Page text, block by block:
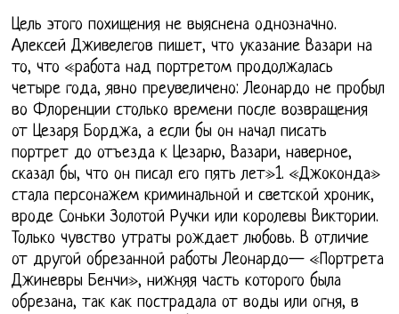
Цель этого похищения не выяснена однозначно.
Алексей Дживелегов пишет, что указание Вазари на
то, что «работа над портретом продолжалась
четыре года, явно преувеличено: Леонардо не пробыл
во Флоренции столько времени после возвращения
от Цезаря Борджа, а если бы он начал писать
портрет до отъезда к Цезарю, Вазари, наверное,
сказал бы, что он писал его пять лет»1. «Джоконда»
стала персонажем криминальной и светской хроник,
вроде Соньки Золотой Ручки или королевы Виктории.
Только чувство утраты рождает любовь. В отличие
от другой обрезанной работы Леонардо— «Портрета
Джиневры Бенчи», нижняя часть которого была
обрезана, так как пострадала от воды или огня, в